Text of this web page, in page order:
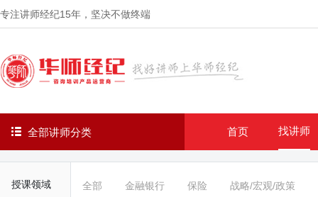
专注讲师经纪15年 ，坚决不做终端
全部讲师分类 首页 找讲师
授课领域 全部 金融银行 保险 战略/宏观/政策